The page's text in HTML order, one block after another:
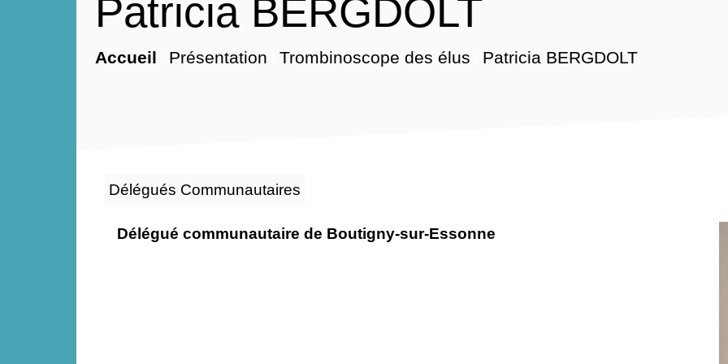
Patricia BERGDOLT
Accueil Présentation Trombinoscope des élus Patricia BERGDOLT
Délégués Communautaires
Délégué communautaire de Boutigny-sur-Essonne